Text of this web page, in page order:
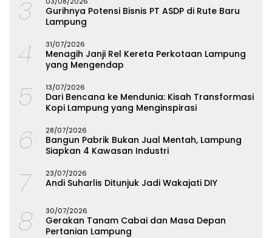
3
Gurihnya Potensi Bisnis PT ASDP di Rute Baru
Lampung
4 31/07/2026
Menagih Janji Rel Kereta Perkotaan Lampung
yang Mengendap
5 13/07/2026
Dari Bencana ke Mendunia: Kisah Transformasi
Kopi Lampung yang Menginspirasi
6 28/07/2026
Bangun Pabrik Bukan Jual Mentah, Lampung
Siapkan 4 Kawasan Industri
7 23/07/2026
Andi Suharlis Ditunjuk Jadi Wakajati DIY
8 30/07/2026
Gerakan Tanam Cabai dan Masa Depan
Pertanian Lampung